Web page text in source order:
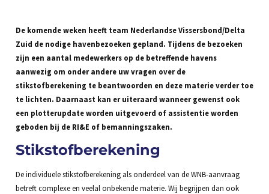
De komende weken heeft team Nederlandse Vissersbond/Delta
Zuid de nodige havenbezoeken gepland. Tijdens de bezoeken
zijn een aantal medewerkers op de betreffende havens
aanwezig om onder andere uw vragen over de
stikstofberekening te beantwoorden en deze materie verder toe
te lichten. Daarnaast kan er uiteraard wanneer gewenst ook
een plotterupdate worden uitgevoerd of assistentie worden
geboden bij de RI&E of bemanningszaken.
Stikstofberekening
De individuele stikstofberekening als onderdeel van de WNB-aanvraag
betreft complexe en veelal onbekende materie. Wij begrijpen dan ook